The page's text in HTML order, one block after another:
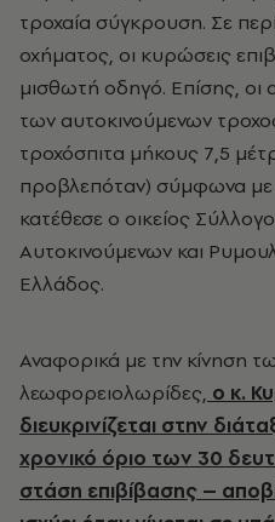
τροχαία σύγκρουση. Σε
οχήματος, οι κυρώσεις
μισθωτή οδηγό. Επίσης,
των αυτοκινούμενων
τροχόσπιτα μήκους 7,5
προβλεπόταν) σύμφωνα
κατέθεσε ο οικείος
Αυτοκινούμενων και
Ελλάδος.
Αναφορικά με την κίνηση
λεωφορειολωρίδες, ο κ.
διευκρινίζεται στην
χρονικό όριο των 30
στάση επιβίβασης –